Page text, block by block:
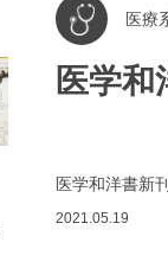
医療
医学和
医学和洋書新
2021.05.19